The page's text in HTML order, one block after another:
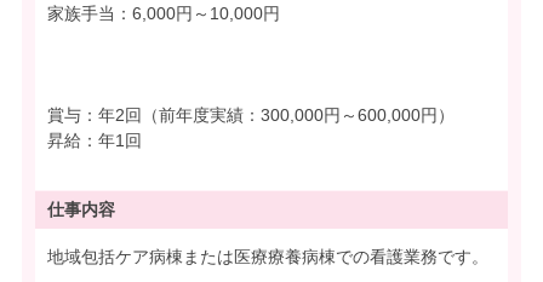
家族手当：6,000円～10,000円
賞与：年2回（前年度実績：300,000円～600,000円）
昇給：年1回
仕事内容
地域包括ケア病棟または医療療養病棟での看護業務です。